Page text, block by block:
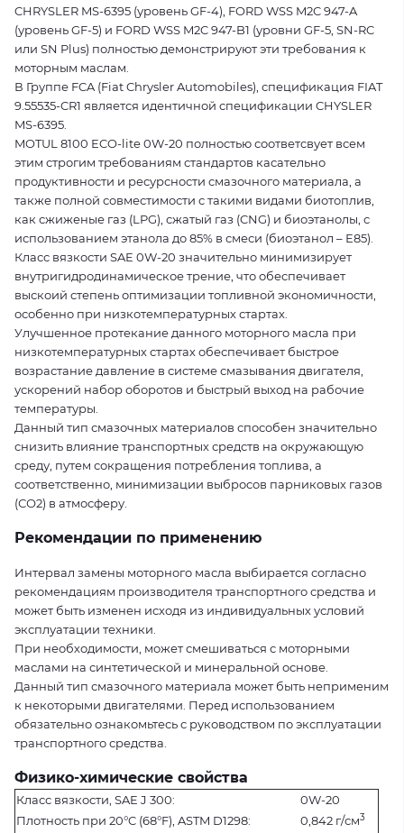
CHRYSLER MS-6395 (уровень GF-4), FORD WSS M2C 947-A
(уровень GF-5) и FORD WSS M2C 947-B1 (уровни GF-5, SN-RC
или SN Plus) полностью демонстрируют эти требования к
моторным маслам.
В Группе FCA (Fiat Chrysler Automobiles), спецификация FIAT
9.55535-CR1 является идентичной спецификации CHYSLER
MS-6395.
MOTUL 8100 ECO-lite 0W-20 полностью соответсвует всем
этим строгим требованиям стандартов касательно
продуктивности и ресурсности смазочного материала, а
также полной совместимости с такими видами биотоплив,
как сжиженые газ (LPG), сжатый газ (CNG) и биоэтанолы, с
использованием этанола до 85% в смеси (биоэтанол – Е85).
Класс вязкости SAE 0W-20 значительно минимизирует
внутригидродинамическое трение, что обеспечивает
выскоий степень оптимизации топливной экономичности,
особенно при низкотемпературных стартах.
Улучшенное протекание данного моторного масла при
низкотемпературных стартах обеспечивает быстрое
возрастание давление в системе смазывания двигателя,
ускорений набор оборотов и быстрый выход на рабочие
температуры.
Данный тип смазочных материалов способен значительно
снизить влияние транспортных средств на окружающую
среду, путем сокращения потребления топлива, а
соответственно, минимизации выбросов парниковых газов
(СО2) в атмосферу.
Рекомендации по применению
Интервал замены моторного масла выбирается согласно
рекомендациям производителя транспортного средства и
может быть изменен исходя из индивидуальных условий
эксплуатации техники.
При необходимости, может смешиваться с моторными
маслами на синтетической и минеральной основе.
Данный тип смазочного материала может быть неприменим
к некоторыми двигателями. Перед использованием
обязательно ознакомьтесь с руководством по эксплуатации
транспортного средства.
Физико-химические свойства
Класс вязкости, SAE J 300:
0W-20
Плотность при 20°C (68°F), ASTM D1298:
0,842 г/см3